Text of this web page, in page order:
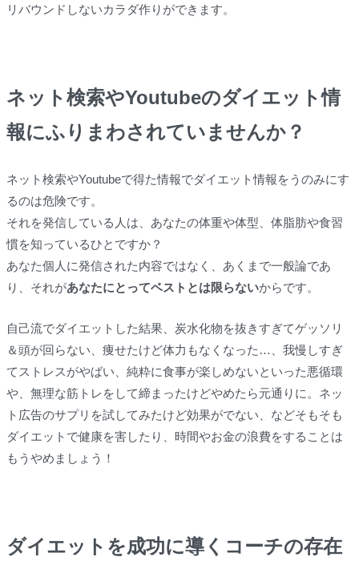
リバウンドしないカラダ作りができます。
ネット検索やYoutubeのダイエット情
報にふりまわされていませんか？
ネット検索やYoutubeで得た情報でダイエット情報をうのみにす
るのは危険です。
それを発信している人は、あなたの体重や体型、体脂肪や食習
慣を知っているひとですか？
あなた個人に発信された内容ではなく、あくまで一般論であ
り、それがあなたにとってベストとは限らないからです。
自己流でダイエットした結果、炭水化物を抜きすぎてゲッソリ
＆頭が回らない、痩せたけど体力もなくなった…、我慢しすぎ
てストレスがやばい、純粋に食事が楽しめないといった悪循環
や、無理な筋トレをして締まったけどやめたら元通りに。ネッ
ト広告のサプリを試してみたけど効果がでない、などそもそも
ダイエットで健康を害したり、時間やお金の浪費をすることは
もうやめましょう！
ダイエットを成功に導くコーチの存在